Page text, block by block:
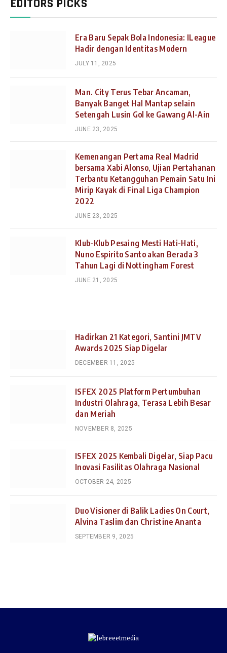
EDITORS PICKS
Era Baru Sepak Bola Indonesia: ILeague
Hadir dengan Identitas Modern
JULY 11, 2025
Man. City Terus Tebar Ancaman,
Banyak Banget Hal Mantap selain
Setengah Lusin Gol ke Gawang Al-Ain
JUNE 23, 2025
Kemenangan Pertama Real Madrid
bersama Xabi Alonso, Ujian Pertahanan
Terbantu Ketangguhan Pemain Satu Ini
Mirip Kayak di Final Liga Champion
2022
JUNE 23, 2025
Klub-Klub Pesaing Mesti Hati-Hati,
Nuno Espirito Santo akan Berada 3
Tahun Lagi di Nottingham Forest
JUNE 21, 2025
Hadirkan 21 Kategori, Santini JMTV
Awards 2025 Siap Digelar
DECEMBER 11, 2025
ISFEX 2025 Platform Pertumbuhan
Industri Olahraga, Terasa Lebih Besar
dan Meriah
NOVEMBER 8, 2025
ISFEX 2025 Kembali Digelar, Siap Pacu
Inovasi Fasilitas Olahraga Nasional
OCTOBER 24, 2025
Duo Visioner di Balik Ladies On Court,
Alvina Taslim dan Christine Ananta
SEPTEMBER 9, 2025